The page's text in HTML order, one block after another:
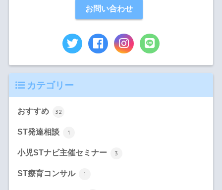
お問い合わせ
カテゴリー
おすすめ 32
ST発達相談 1
小児STナビ主催セミナー 3
ST療育コンサル 1